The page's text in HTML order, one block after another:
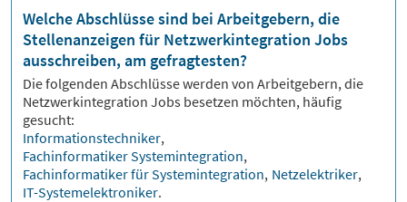
Welche Abschlüsse sind bei Arbeitgebern, die
Stellenanzeigen für Netzwerkintegration Jobs
ausschreiben, am gefragtesten?
Die folgenden Abschlüsse werden von Arbeitgebern, die
Netzwerkintegration Jobs besetzen möchten, häufig
gesucht:
Informationstechniker,
Fachinformatiker Systemintegration,
Fachinformatiker für Systemintegration, Netzelektriker,
IT-Systemelektroniker.